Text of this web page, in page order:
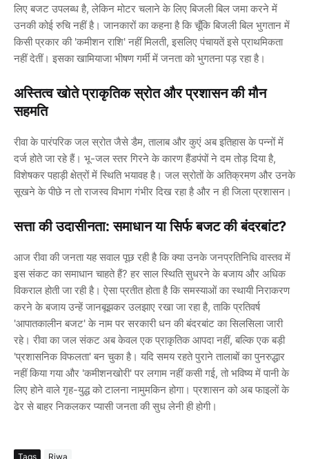
लिए बजट उपलब्ध है, लेकिन मोटर चलाने के लिए बिजली बिल जमा करने में
उनकी कोई रुचि नहीं है। जानकारों का कहना है कि चूँकि बिजली बिल भुगतान में
किसी प्रकार की 'कमीशन राशि' नहीं मिलती, इसलिए पंचायतें इसे प्राथमिकता
नहीं देतीं। इसका खामियाजा भीषण गर्मी में जनता को भुगतना पड़ रहा है।
अस्तित्व खोते प्राकृतिक स्रोत और प्रशासन की मौन
सहमति
रीवा के पारंपरिक जल स्रोत जैसे डैम, तालाब और कुएं अब इतिहास के पन्नों में
दर्ज होते जा रहे हैं। भू-जल स्तर गिरने के कारण हैंडपंपों ने दम तोड़ दिया है,
विशेषकर पहाड़ी क्षेत्रों में स्थिति भयावह है। जल स्रोतों के अतिक्रमण और उनके
सूखने के पीछे न तो राजस्व विभाग गंभीर दिख रहा है और न ही जिला प्रशासन।
सत्ता की उदासीनता: समाधान या सिर्फ बजट की बंदरबांट?
आज रीवा की जनता यह सवाल पूछ रही है कि क्या उनके जनप्रतिनिधि वास्तव में
इस संकट का समाधान चाहते हैं? हर साल स्थिति सुधरने के बजाय और अधिक
विकराल होती जा रही है। ऐसा प्रतीत होता है कि समस्याओं का स्थायी निराकरण
करने के बजाय उन्हें जानबूझकर उलझाए रखा जा रहा है, ताकि प्रतिवर्ष
'आपातकालीन बजट' के नाम पर सरकारी धन की बंदरबांट का सिलसिला जारी
रहे। रीवा का जल संकट अब केवल एक प्राकृतिक आपदा नहीं, बल्कि एक बड़ी
'प्रशासनिक विफलता' बन चुका है। यदि समय रहते पुराने तालाबों का पुनरुद्धार
नहीं किया गया और 'कमीशनखोरी' पर लगाम नहीं कसी गई, तो भविष्य में पानी के
लिए होने वाले गृह-युद्ध को टालना नामुमकिन होगा। प्रशासन को अब फाइलों के
ढेर से बाहर निकलकर प्यासी जनता की सुध लेनी ही होगी।
Tags Riwa